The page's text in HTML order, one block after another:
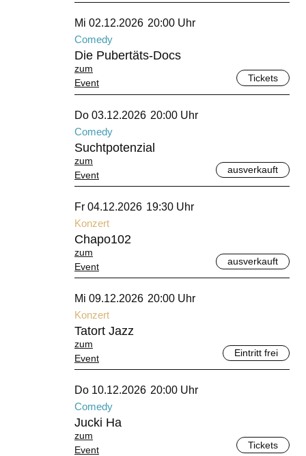
Dezember 2026
Mi 02.12.2026 20:00 Uhr
Comedy
Tickets
Die Pubertäts-Docs
zum
Event
Dezember 2026
Do 03.12.2026 20:00 Uhr
Comedy
ausverkauft
Suchtpotenzial
zum
Event
Dezember 2026
Fr 04.12.2026 19:30 Uhr
Konzert
ausverkauft
Chapo102
zum
Event
Dezember 2026
Mi 09.12.2026 20:00 Uhr
Konzert
Eintritt frei
Tatort Jazz
zum
Event
Dezember 2026
Do 10.12.2026 20:00 Uhr
Comedy
Tickets
Jucki Ha
zum
Event